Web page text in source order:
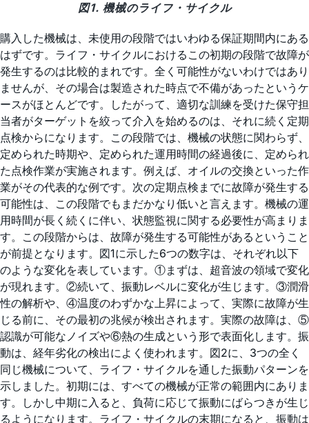
図1. 機械のライフ・サイクル
購入した機械は、未使用の段階ではいわゆる保証期間内にある
はずです。ライフ・サイクルにおけるこの初期の段階で故障が
発生するのは比較的まれです。全く可能性がないわけではあり
ませんが、その場合は製造された時点で不備があったというケ
ースがほとんどです。したがって、適切な訓練を受けた保守担
当者がターゲットを絞って介入を始めるのは、それに続く定期
点検からになります。この段階では、機械の状態に関わらず、
定められた時期や、定められた運用時間の経過後に、定められ
た点検作業が実施されます。例えば、オイルの交換といった作
業がその代表的な例です。次の定期点検までに故障が発生する
可能性は、この段階でもまだかなり低いと言えます。機械の運
用時間が長く続くに伴い、状態監視に関する必要性が高まりま
す。この段階からは、故障が発生する可能性があるということ
が前提となります。図1に示した6つの数字は、それぞれ以下
のような変化を表しています。①まずは、超音波の領域で変化
が現れます。②続いて、振動レベルに変化が生じます。③潤滑
性の解析や、④温度のわずかな上昇によって、実際に故障が生
じる前に、その最初の兆候が検出されます。実際の故障は、⑤
認識が可能なノイズや⑥熱の生成という形で表面化します。振
動は、経年劣化の検出によく使われます。図2に、3つの全く
同じ機械について、ライフ・サイクルを通した振動パターンを
示しました。初期には、すべての機械が正常の範囲内にありま
す。しかし中期に入ると、負荷に応じて振動にばらつきが生じ
るようになります。ライフ・サイクルの末期になると、振動は